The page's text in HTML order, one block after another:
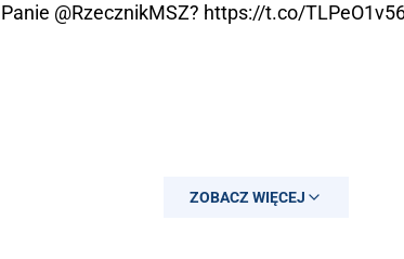
Panie @RzecznikMSZ? https://t.co/
ZOBACZ WIĘCEJ